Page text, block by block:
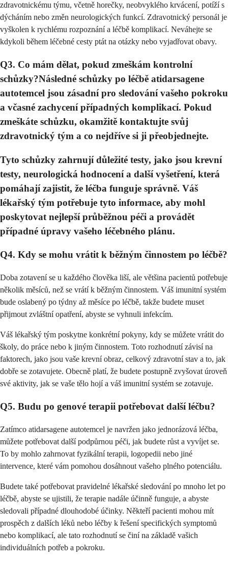
zdravotnickému týmu, včetně horečky, neobvyklého krvácení, potíží s
dýcháním nebo změn neurologických funkcí. Zdravotnický personál je
vyškolen k rychlému rozpoznání a léčbě komplikací. Neváhejte se
kdykoli během léčebné cesty ptát na otázky nebo vyjadřovat obavy.
Q3. Co mám dělat, pokud zmeškám kontrolní
schůzky?Následné schůzky po léčbě atidarsagene
autotemcel jsou zásadní pro sledování vašeho pokroku
a včasné zachycení případných komplikací. Pokud
zmeškáte schůzku, okamžitě kontaktujte svůj
zdravotnický tým a co nejdříve si ji přeobjednejte.
Tyto schůzky zahrnují důležité testy, jako jsou krevní
testy, neurologická hodnocení a další vyšetření, která
pomáhají zajistit, že léčba funguje správně. Váš
lékařský tým potřebuje tyto informace, aby mohl
poskytovat nejlepší průběžnou péči a provádět
případné úpravy vašeho léčebného plánu.
Q4. Kdy se mohu vrátit k běžným činnostem po léčbě?
Doba zotavení se u každého člověka liší, ale většina pacientů potřebuje
několik měsíců, než se vrátí k běžným činnostem. Váš imunitní systém
bude oslabený po týdny až měsíce po léčbě, takže budete muset
přijmout zvláštní opatření, abyste se vyhnuli infekcím.
Váš lékařský tým poskytne konkrétní pokyny, kdy se můžete vrátit do
školy, do práce nebo k jiným činnostem. Toto rozhodnutí závisí na
faktorech, jako jsou vaše krevní obraz, celkový zdravotní stav a to, jak
dobře se zotavujete. Obecně platí, že budete postupně zvyšovat úroveň
své aktivity, jak se vaše tělo hojí a váš imunitní systém se zotavuje.
Q5. Budu po genové terapii potřebovat další léčbu?
Zatímco atidarsagene autotemcel je navržen jako jednorázová léčba,
můžete potřebovat další podpůrnou péči, jak budete růst a vyvíjet se.
To by mohlo zahrnovat fyzikální terapii, logopedii nebo jiné
intervence, které vám pomohou dosáhnout vašeho plného potenciálu.
Budete také potřebovat pravidelné lékařské sledování po mnoho let po
léčbě, abyste se ujistili, že terapie nadále účinně funguje, a abyste
sledovali případné dlouhodobé účinky. Někteří pacienti mohou mít
prospěch z dalších léků nebo léčby k řešení specifických symptomů
nebo komplikací, ale tato rozhodnutí se činí na základě vašich
individuálních potřeb a pokroku.